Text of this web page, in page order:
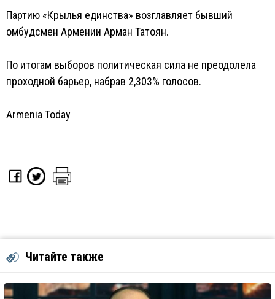
Партию «Крылья единства» возглавляет бывший
омбудсмен Армении Арман Татоян.
По итогам выборов политическая сила не преодолела
проходной барьер, набрав 2,303% голосов.
Armenia Today
Читайте также